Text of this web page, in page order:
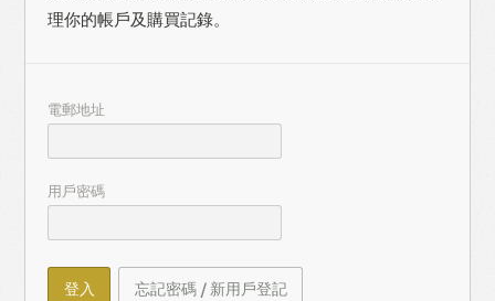
理你的帳戶及購買記錄。
電郵地址
用戶密碼
登入 忘記密碼 / 新用戶登記